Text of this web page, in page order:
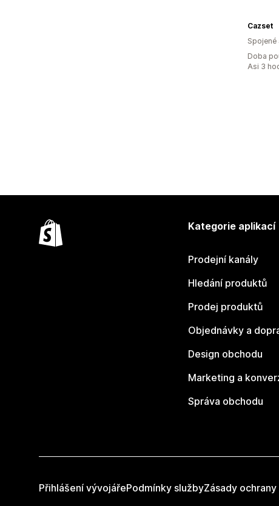
Cazset
Spojené
Doba
Asi 3
Kategorie aplikací
Prodejní kanály
Hledání produktů
Prodej produktů
Objednávky a
Design obchodu
Marketing a
Správa obchodu
Přihlášení vývojářePodmínky službyZásady